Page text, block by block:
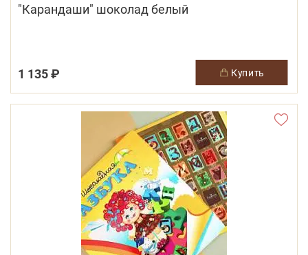
"Карандаши" шоколад белый
1 135 ₽ купить